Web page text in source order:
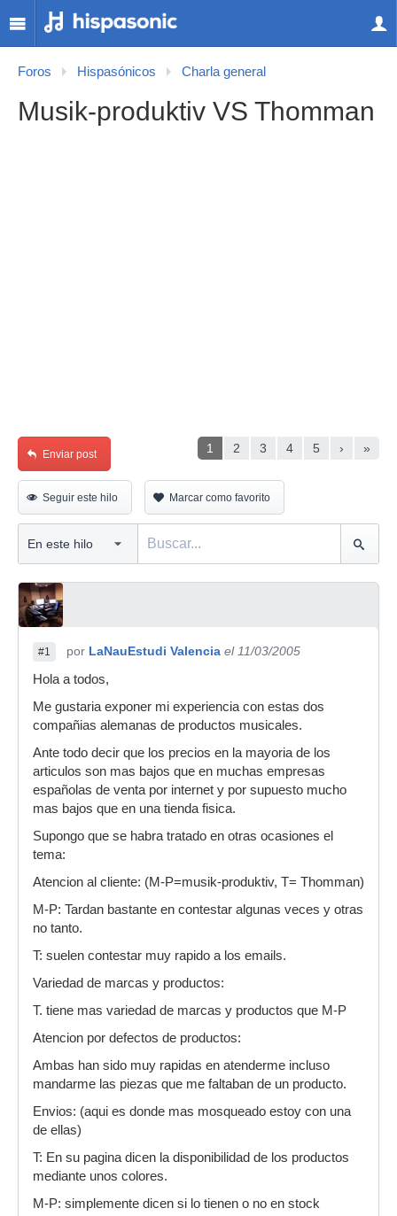
Foros Hispasónicos Charla general
Musik-produktiv VS Thomman
1 2 3 4 5 › »
Enviar post
Seguir este hilo Marcar como favorito
#1 por LaNauEstudi Valencia el 11/03/2005
Hola a todos,
Me gustaria exponer mi experiencia con estas dos
compañias alemanas de productos musicales.
Ante todo decir que los precios en la mayoria de los
articulos son mas bajos que en muchas empresas
españolas de venta por internet y por supuesto mucho
mas bajos que en una tienda fisica.
Supongo que se habra tratado en otras ocasiones el
tema:
Atencion al cliente: (M-P=musik-produktiv, T= Thomman)
M-P: Tardan bastante en contestar algunas veces y otras
no tanto.
T: suelen contestar muy rapido a los emails.
Variedad de marcas y productos:
T. tiene mas variedad de marcas y productos que M-P
Atencion por defectos de productos:
Ambas han sido muy rapidas en atenderme incluso
mandarme las piezas que me faltaban de un producto.
Envios: (aqui es donde mas mosqueado estoy con una
de ellas)
T: En su pagina dicen la disponibilidad de los productos
mediante unos colores.
M-P: simplemente dicen si lo tienen o no en stock